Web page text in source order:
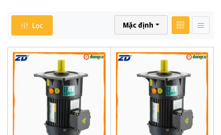
Lọc Mặc định